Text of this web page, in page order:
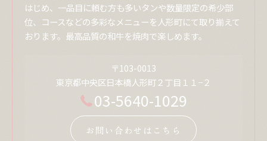
はじめ、一品目に頼む方も多いタンや数量限定の希少部
位、コースなどの多彩なメニューを人形町にて取り揃えて
おります。最高品質の和牛を焼肉で楽しめます。
〒103-0013
東京都中央区日本橋人形町２丁目１１−２
03-5640-1029
お問い合わせはこちら